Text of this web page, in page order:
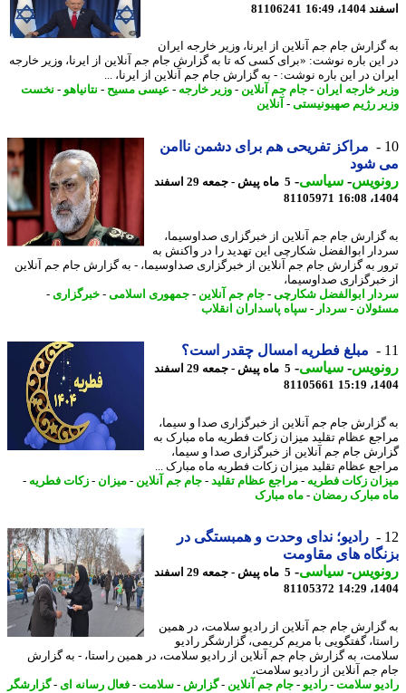
16:49
81106241
جام جم آنلاین از ایرنا، وزیر خارجه ایران
باره نوشت: «برای کسی که تا به گزارش جام جم آنلاین از ایرنا، وزیر خارجه
در این باره نوشت: - به گزارش جام جم آنلاین از ایرنا، ...
خارجه ایران - جام جم آنلاین-وزیر خارجه-عیسی مسیح-نتانیاهو-نخست
رژیم صهیونیستی-آنلاین
مراکز تفریحی هم برای دشمن ناامن
شود
-سیاسی-
5 ماه پیش - جمعه 29 اسفند
81105971
جام جم آنلاین از خبرگزاری صداوسیما،
ابوالفضل شکارچی این تهدید را در واکنش به
به گزارش جام جم آنلاین از خبرگزاری صداوسیما، - به گزارش جام جم آنلاین
صداوسیما،
ابوالفضل شکارچی-جام جم آنلاین-جمهوری اسلامی-خبرگزاری
-سردار-سپاه پاسداران انقلاب
مبلغ فطریه امسال چقدر است؟
-سیاسی-
5 ماه پیش - جمعه 29 اسفند
81105661
جام جم آنلاین از خبرگزاری صدا و سیما،
عظام تقلید میزان زکات فطریه ماه مبارک به
جام جم آنلاین از خبرگزاری صدا و سیما،
عظام تقلید میزان زکات فطریه ماه مبارک ...
زکات فطریه- مراجع عظام تقلید-جام جم آنلاین-میزان- زکات فطریه-
مبارک رمضان-ماه مبارک
رادیو؛ ندای وحدت و همبستگی در
های مقاومت
-سیاسی-
5 ماه پیش - جمعه 29 اسفند
81105372
جام جم آنلاین از رادیو سلامت، در همین
گفتگویی با مریم کریمی، گزارشگر رادیو
به گزارش جام جم آنلاین از رادیو سلامت، در همین راستا، - به گزارش
جم آنلاین از رادیو سلامت،
سلامت-رادیو -جام جم آنلاین-گزارش -سلامت-فعال رسانه ای- گزارشگر